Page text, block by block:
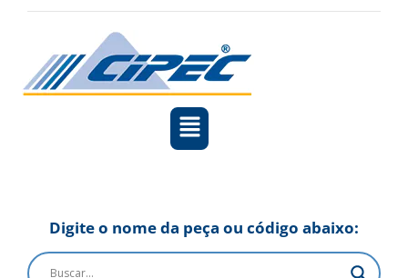
Digite o nome da peça ou código abaixo: